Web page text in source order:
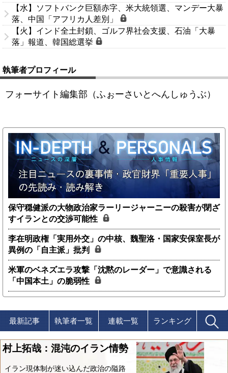
【水】ソフトバンク巨額赤字、米大統領選、マンデー大暴
落、中国「アフリカ人差別」
【火】インド全土封鎖、ゴルフ界社会支援、石油「大暴
落」報道、韓国総選挙
執筆者プロフィール
フォーサイト編集部（ふぉーさいとへんしゅうぶ）
保守穏健派の大物政治家ラーリージャーニーの殺害が閉ざ
すイランとの交渉可能性
李在明政権「実用外交」の中核、魏聖洛・国家安保室長が
異例の「自主派」批判
米軍のベネズエラ攻撃「沈黙のレーダー」で意識される
「中国本土」の脆弱性
最新記事 執筆者一覧 連載一覧 ランキング
村上拓哉：混沌のイラン情勢
イラン現体制が迷い込んだ政治の隘路